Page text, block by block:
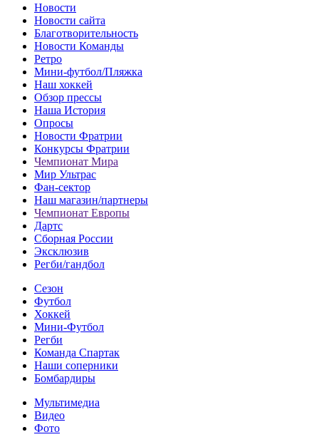
Новости
Новости сайта
Благотворительность
Новости Команды
Ретро
Мини-футбол/Пляжка
Наш хоккей
Обзор прессы
Наша История
Опросы
Новости Фратрии
Конкурсы Фратрии
Чемпионат Мира
Мир Ультрас
Фан-cектор
Наш магазин/партнеры
Чемпионат Европы
Дартс
Сборная России
Эксклюзив
Регби/гандбол
Сезон
Футбол
Хоккей
Мини-Футбол
Регби
Команда Спартак
Наши соперники
Бомбардиры
Мультимедиа
Видео
Фото